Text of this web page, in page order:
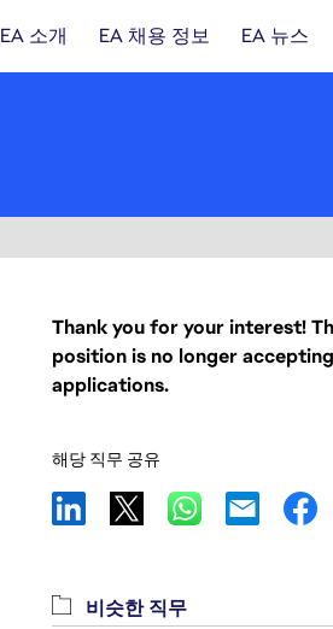
EA 소개 EA 채용 정보 EA 뉴스
Thank you for your interest!
position is no longer accepting
applications.
해당 직무 공유
비슷한 직무